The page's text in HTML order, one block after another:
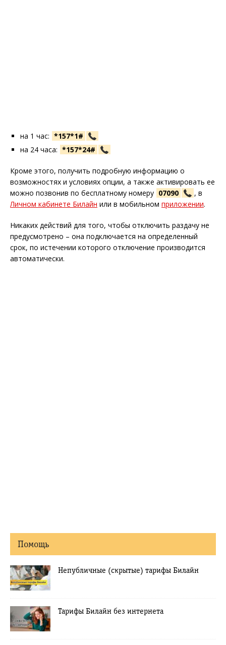
на 1 час: *157*1#
на 24 часа: *157*24#
Кроме этого, получить подробную информацию о
возможностях и условиях опции, а также активировать ее
можно позвонив по бесплатному номеру 07090
, в
Личном кабинете Билайн или в мобильном приложении.
Никаких действий для того, чтобы отключить раздачу не
предусмотрено – она подключается на определенный
срок, по истечении которого отключение производится
автоматически.
Помощь
Непубличные (скрытые) тарифы Билайн
Тарифы Билайн без интернета